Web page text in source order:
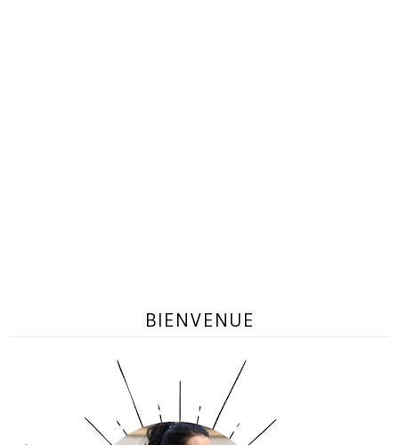
BIENVENUE